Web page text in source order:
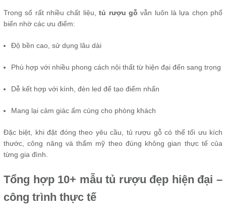
Trong số rất nhiều chất liệu,tủ rượu gỗ vẫn luôn là lựa chọn phổ
biến nhờ các ưu điểm:
Độ bền cao, sử dụng lâu dài
Phù hợp với nhiều phong cách nội thất từ hiện đại đến sang trọng
Dễ kết hợp với kính, đèn led để tạo điểm nhấn
Mang lại cảm giác ấm cúng cho phòng khách
Đặc biệt, khi đặt đóng theo yêu cầu, tủ rượu gỗ có thể tối ưu kích
thước, công năng và thẩm mỹ theo đúng không gian thực tế của
từng gia đình.
Tổng hợp 10+ mẫu tủ rượu đẹp hiện đại –
công trình thực tế